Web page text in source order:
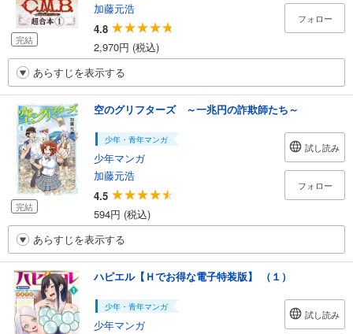
完結
加藤元浩
4.8
2,970円 (税込)
フォロー
あらすじを表示する
完結
空のグリフターズ ～一兆円の詐欺師たち～
少年・青年マンガ
少年マンガ
加藤元浩
4.5
594円 (税込)
試し読み
フォロー
あらすじを表示する
ハピエル【Ｈでお得な電子特装版】 （１）
少年・青年マンガ
少年マンガ
試し読み